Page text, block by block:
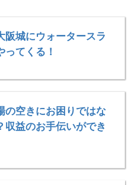
阪城にウォータースラ
ってくる！
の空きにお困りではな
収益のお手伝いができ